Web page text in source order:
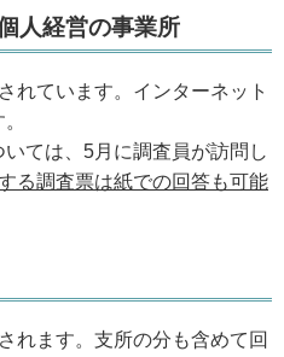
人経営の事業所
れています。インターネット
ては、5月に調査員が訪問し
る調査票は紙での回答も可能
れます。支所の分も含めて回